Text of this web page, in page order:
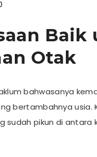
Otak
bahwasanya
bertambahnya
sudah pikun di antara